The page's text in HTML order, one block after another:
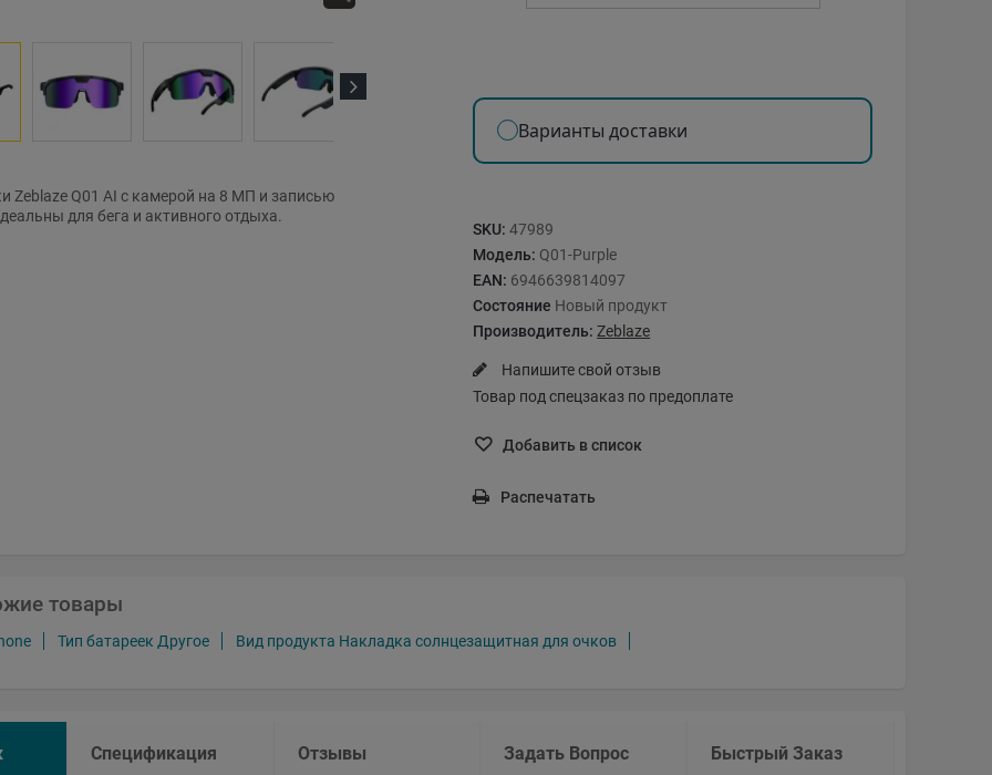
Zeblaze Q01 AI с камерой на 8 МП и записью
для бега и активного отдыха.
Варианты доставки
SKU: 47989
Модель: Q01-Purple
EAN: 6946639814097
Состояние Новый продукт
Производитель: Zeblaze
Напишите свой отзыв
Товар под спецзаказ по предоплате
Добавить в список
Распечатать
товары
Тип батареек Другое Вид продукта Накладка солнцезащитная для очков
Спецификация Отзывы Задать Вопрос Быстрый Заказ